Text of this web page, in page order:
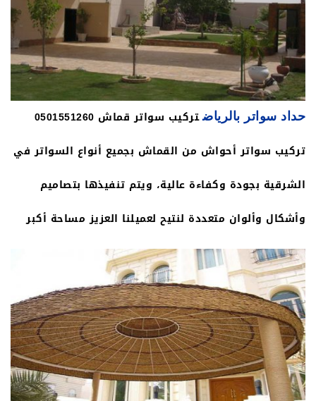
حداد سواتر بالرياض
تركيب سواتر قماش 0501551260
تركيب سواتر أحواش من القماش بجميع أنواع السواتر في
الشرقية بجودة وكفاءة عالية، ويتم تنفيذها بتصاميم
وأشكال وألوان متعددة لنتيح لعميلنا العزيز مساحة أكبر
لاختيار ما يناسبه، السواتر - سواتر برجولات الرياض
0501551260